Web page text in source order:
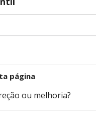
página
ou melhoria?